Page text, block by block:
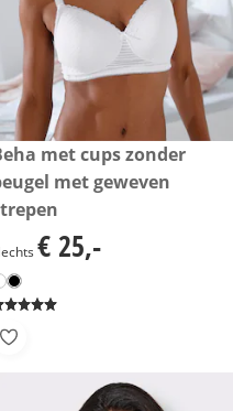
25,- met cups zonder
met geweven
€ 25,- € 25,-